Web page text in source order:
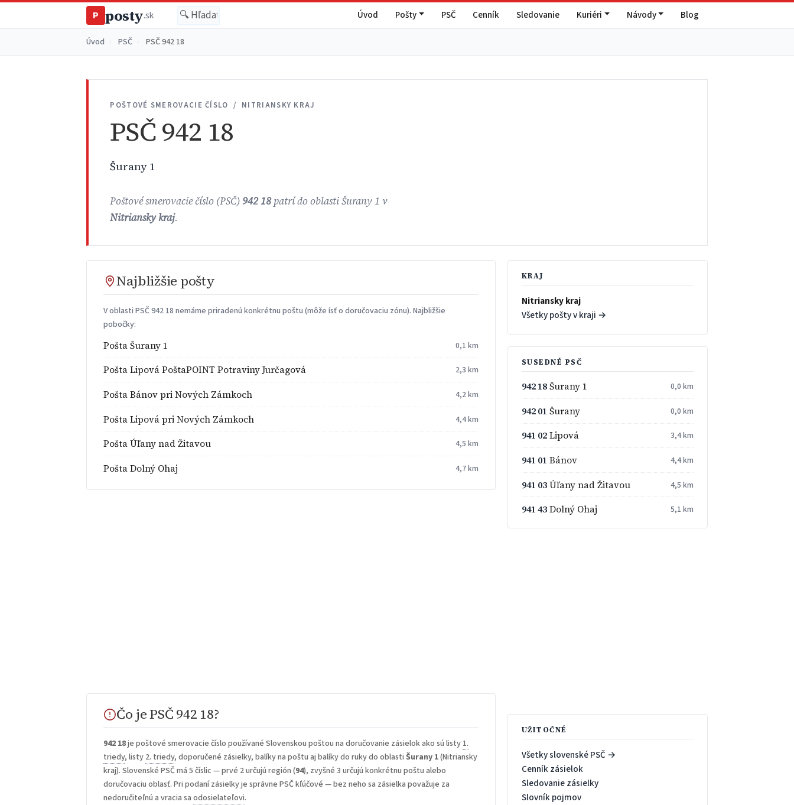
P posty.sk Úvod Pošty PSČ Cenník Sledovanie Kuriéri Návody Blog
Úvod PSČ PSČ 942 18
POŠTOVÉ SMEROVACIE ČÍSLO / NITRIANSKY KRAJ
PSČ 942 18
Šurany 1
Poštové smerovacie číslo (PSČ) 942 18patrí do oblasti Šurany 1 v
Nitriansky kraj.
Najbližšie pošty
V oblasti PSČ 942 18 nemáme priradenú konkrétnu poštu (môže ísť o doručovaciu zónu). Najbližšie
pobočky:
Pošta Šurany 1 0,1 km
Pošta Lipová PoštaPOINT Potraviny Jurčagová 2,3 km
Pošta Bánov pri Nových Zámkoch 4,2 km
Pošta Lipová pri Nových Zámkoch 4,4 km
Pošta Úľany nad Žitavou 4,5 km
Pošta Dolný Ohaj 4,7 km
Čo je PSČ 942 18?
942 18je poštové smerovacie číslo používané Slovenskou poštou na doručovanie zásielok ako sú listy 1.
triedy, listy 2. triedy, doporučené zásielky, balíky na poštu aj balíky do ruky do oblastiŠurany 1(Nitriansky
kraj). Slovenské PSČ má 5 číslic — prvé 2 určujú región (94), zvyšné 3 určujú konkrétnu poštu alebo
doručovaciu oblasť. Pri podaní zásielky je správne PSČ kľúčové — bez neho sa zásielka považuje za
nedoručiteľnú a vracia saodosielateľovi.
KRAJ
Nitriansky kraj
Všetky pošty v kraji →
SUSEDNÉ PSČ
942 18Šurany 1 0,0 km
942 01 Šurany 0,0 km
941 02Lipová 3,4 km
941 01 Bánov 4,4 km
941 03Úľany nad Žitavou 4,5 km
941 43Dolný Ohaj 5,1 km
UŽITOČNÉ
Všetky slovenské PSČ →
Cenník zásielok
Sledovanie zásielky
Slovník pojmov